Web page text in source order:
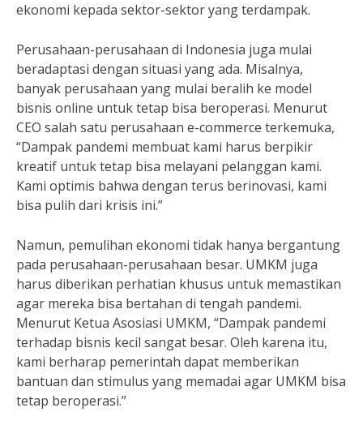
ekonomi kepada sektor-sektor yang terdampak.
Perusahaan-perusahaan di Indonesia juga mulai
beradaptasi dengan situasi yang ada. Misalnya,
banyak perusahaan yang mulai beralih ke model
bisnis online untuk tetap bisa beroperasi. Menurut
CEO salah satu perusahaan e-commerce terkemuka,
“Dampak pandemi membuat kami harus berpikir
kreatif untuk tetap bisa melayani pelanggan kami.
Kami optimis bahwa dengan terus berinovasi, kami
bisa pulih dari krisis ini.”
Namun, pemulihan ekonomi tidak hanya bergantung
pada perusahaan-perusahaan besar. UMKM juga
harus diberikan perhatian khusus untuk memastikan
agar mereka bisa bertahan di tengah pandemi.
Menurut Ketua Asosiasi UMKM, “Dampak pandemi
terhadap bisnis kecil sangat besar. Oleh karena itu,
kami berharap pemerintah dapat memberikan
bantuan dan stimulus yang memadai agar UMKM bisa
tetap beroperasi.”